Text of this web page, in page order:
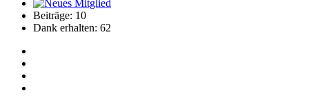
Beiträge: 10
Dank erhalten: 62